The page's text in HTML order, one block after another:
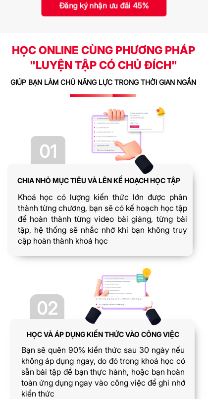
Đăng ký nhận ưu đãi 45%
01
CHIA NHỎ MỤC TIÊU VÀ LÊN KẾ HOẠCH HỌC TẬP
Khoá học có lượng kiến thức lớn được phân
thành từng chương, bạn sẽ có kế hoạch học tập
để hoàn thành từng video bài giảng, từng bài
tập, hệ thống sẽ nhắc nhở khi bạn không truy
cập hoàn thành khoá học
02
HỌC VÀ ÁP DỤNG KIẾN THỨC VÀO CÔNG VIỆC
Bạn sẽ quên 90% kiến thức sau 30 ngày nếu
không áp dụng ngay, do đó trong khoá học có
sẵn bài tập để bạn thực hành, hoặc bạn hoàn
toàn ứng dụng ngay vào công việc để ghi nhớ
kiến thức
GIÚP BẠN LÀM CHỦ NĂNG LỰC TRONG THỜI GIAN NGẮN
HỌC ONLINE CÙNG PHƯƠNG PHÁP
"LUYỆN TẬP CÓ CHỦ ĐÍCH"